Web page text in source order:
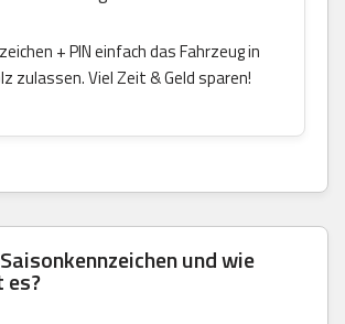
+ PIN einfach das Fahrzeug in
zulassen. Viel Zeit & Geld sparen!
und wie